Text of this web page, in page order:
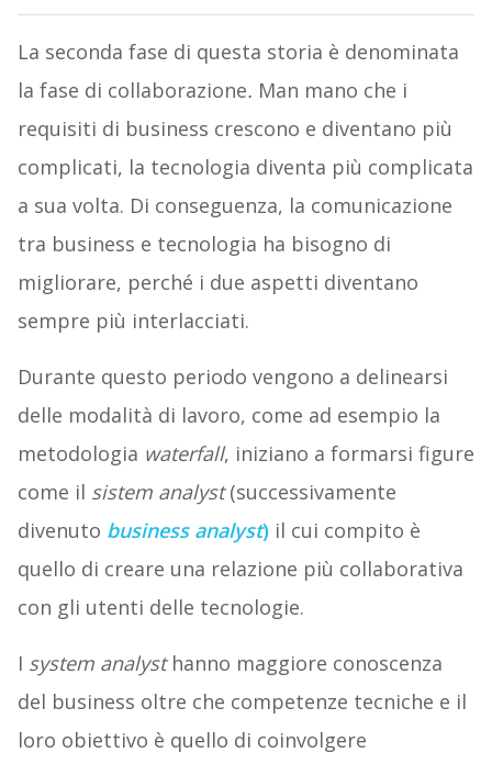
La seconda fase di questa storia è denominata
la fase di collaborazione. Man mano che i
requisiti di business crescono e diventano più
complicati, la tecnologia diventa più complicata
a sua volta. Di conseguenza, la comunicazione
tra business e tecnologia ha bisogno di
migliorare, perché i due aspetti diventano
sempre più interlacciati.
Durante questo periodo vengono a delinearsi
delle modalità di lavoro, come ad esempio la
metodologia waterfall, iniziano a formarsi figure
come il sistem analyst(successivamente
divenuto business analyst) il cui compito è
quello di creare una relazione più collaborativa
con gli utenti delle tecnologie.
I system analysthanno maggiore conoscenza
del business oltre che competenze tecniche e il
loro obiettivo è quello di coinvolgere